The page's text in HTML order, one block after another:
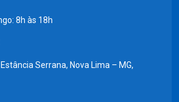
8h às 18h
Serrana, Nova Lima – MG,